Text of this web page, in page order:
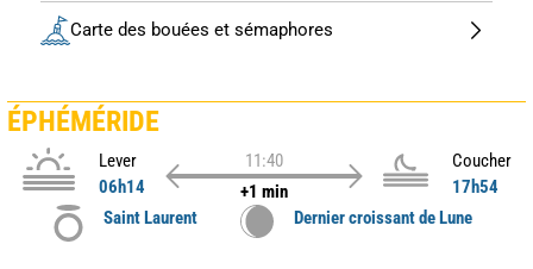
Carte des bouées et sémaphores
ÉPHÉMÉRIDE
Lever
06h14
11:40
+1 min
Coucher
17h54
Saint Laurent
Dernier croissant de Lune